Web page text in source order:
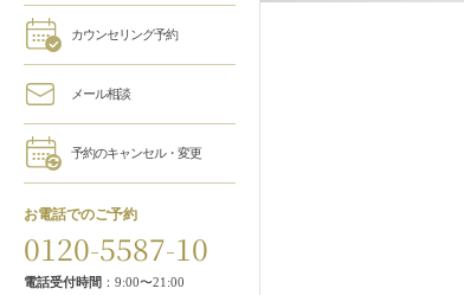
カウンセリング予約
メール相談
予約のキャンセル・変更
お電話でのご予約
0120-5587-10
電話受付時間 ：9:00〜21:00